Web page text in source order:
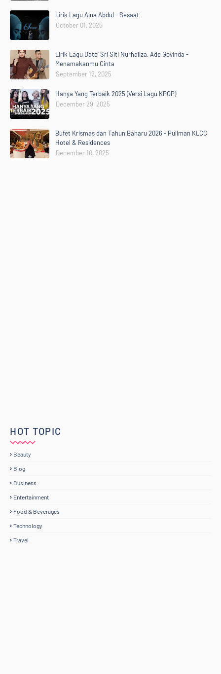
Lirik Lagu Aina Abdul - Sesaat
October 01, 2025
Lirik Lagu Dato' Sri Siti Nurhaliza, Ade Govinda -
Menamakanmu Cinta
September 12, 2025
Hanya Yang Terbaik 2025 (Versi Lagu KPOP)
December 29, 2025
Bufet Krismas dan Tahun Baharu 2026 - Pullman KLCC
Hotel & Residences
December 10, 2025
HOT TOPIC
Beauty
Blog
Business
Entertainment
Food & Beverages
Technology
Travel